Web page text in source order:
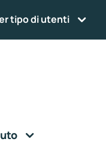
tipo di utenti